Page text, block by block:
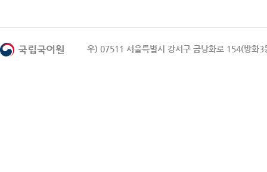
우) 07511 서울특별시 강서구 금낭화로 154(방화3